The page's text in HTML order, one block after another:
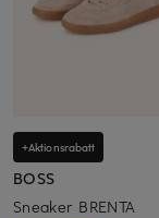
+Aktionsrabatt
BOSS
Sneaker BRENTA